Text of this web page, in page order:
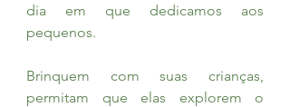
dia em que dedicamos aos
pequenos.
Brinquem com suas crianças,
permitam que elas explorem o